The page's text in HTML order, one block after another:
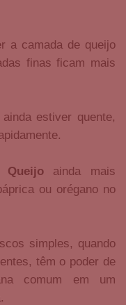
a camada de queijo
finas ficam mais
estiver quente,
Queijoainda mais
ou orégano no
simples, quando
têm o poder de
comum em um